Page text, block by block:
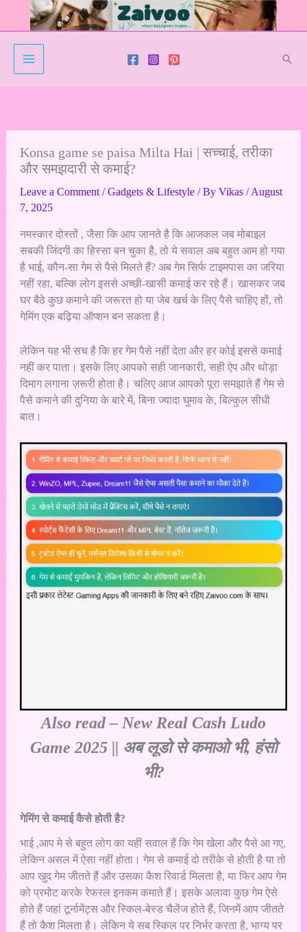
Konsa game se paisa Milta Hai | सच्चाई, तरीका
और समझदारी से कमाई?
Leave a Comment /Gadgets & Lifestyle/ By Vikas /August
7, 2025
नमस्कार दोस्तों , जैसा कि आप जानते है कि आजकल जब मोबाइल
सबकी जिंदगी का हिस्सा बन चुका है, तो ये सवाल अब बहुत आम हो गया
है भाई, कौन-सा गेम से पैसे मिलते हैं? अब गेम सिर्फ टाइमपास का जरिया
नहीं रहा, बल्कि लोग इससे अच्छी-खासी कमाई कर रहे हैं। खासकर जब
घर बैठे कुछ कमाने की जरूरत हो या जेब खर्च के लिए पैसे चाहिए हों, तो
गेमिंग एक बढ़िया ऑप्शन बन सकता है।
लेकिन यह भी सच है कि हर गेम पैसे नहीं देता और हर कोई इससे कमाई
नहीं कर पाता। इसके लिए आपको सही जानकारी, सही ऐप और थोड़ा
दिमाग लगाना ज़रूरी होता है। चलिए आज आपको पूरा समझाते हैं गेम से
पैसे कमाने की दुनिया के बारे में, बिना ज्यादा घुमाव के, बिल्कुल सीधी
बात।
Also read – New Real Cash Ludo
Game 2025 || अब लूडो से कमाओ भी, हंसो
भी?
गेमिंग से कमाई कैसे होती है?
भाई ,आप मे से बहुत लोग का यहीं सवाल हैं कि गेम खेला और पैसे आ गए,
लेकिन असल में ऐसा नहीं होता। गेम से कमाई दो तरीके से होती है या तो
आप खुद गेम जीतते हैं और उसका कैश रिवार्ड मिलता है, या फिर आप गेम
को प्रमोट करके रेफरल इनकम कमाते हैं। इसके अलावा कुछ गेम ऐसे
होते हैं जहां टूर्नामेंट्स और स्किल-बेस्ड चैलेंज होते हैं, जिनमें आप जीतते
हैं तो कैश मिलता है। लेकिन ये सब स्किल पर निर्भर करता है, भाग्य पर